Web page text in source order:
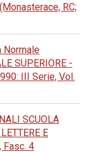
RC;
Normale
SUPERIORE -
III Serie, Vol.
SCUOLA
E
Fasc. 4